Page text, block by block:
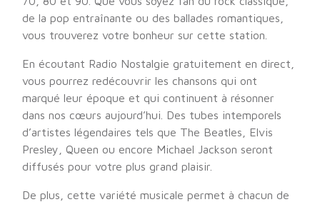
de la pop entraînante ou des ballades romantiques,
vous trouverez votre bonheur sur cette station.
En écoutant Radio Nostalgie gratuitement en direct,
vous pourrez redécouvrir les chansons qui ont
marqué leur époque et qui continuent à résonner
dans nos cœurs aujourd’hui. Des tubes intemporels
d’artistes légendaires tels que The Beatles, Elvis
Presley, Queen ou encore Michael Jackson seront
diffusés pour votre plus grand plaisir.
De plus, cette variété musicale permet à chacun de